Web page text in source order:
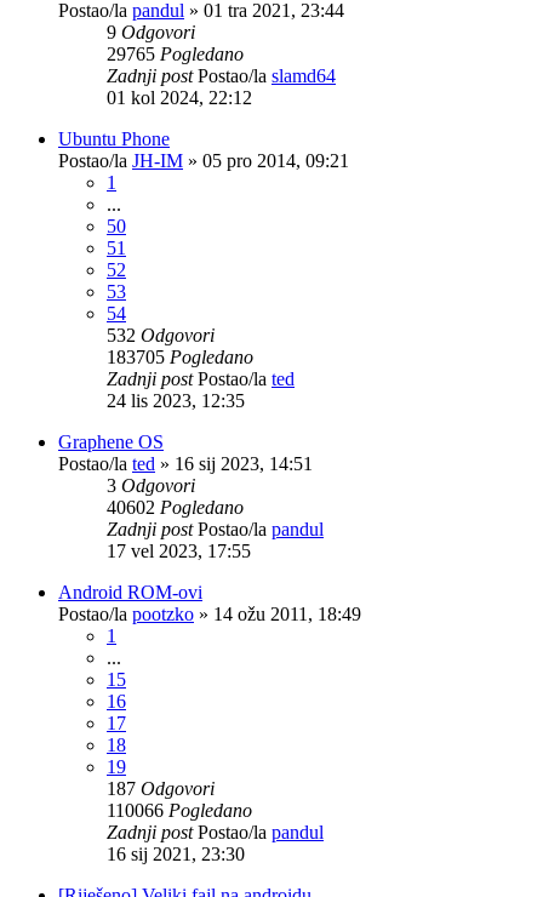
Postao/la pandul » 01 tra 2021, 23:44
9 Odgovori
29765 Pogledano
Zadnji postPostao/la slamd64
01 kol 2024, 22:12
Ubuntu Phone
Postao/la JH-IM » 05 pro 2014, 09:21
1
...
50
51
52
53
54
532 Odgovori
183705 Pogledano
Zadnji postPostao/la ted
24 lis 2023, 12:35
Graphene OS
Postao/la ted » 16 sij 2023, 14:51
3 Odgovori
40602 Pogledano
Zadnji postPostao/la pandul
17 vel 2023, 17:55
Android ROM-ovi
Postao/la pootzko » 14 ožu 2011, 18:49
1
...
15
16
17
18
19
187 Odgovori
110066 Pogledano
Zadnji postPostao/la pandul
16 sij 2021, 23:30